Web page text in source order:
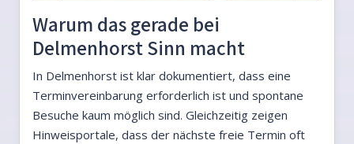
Warum das gerade bei
Delmenhorst Sinn macht
In Delmenhorst ist klar dokumentiert, dass eine
Terminvereinbarung erforderlich ist und spontane
Besuche kaum möglich sind. Gleichzeitig zeigen
Hinweisportale, dass der nächste freie Termin oft